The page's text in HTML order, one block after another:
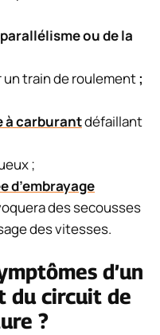
parallélisme ou de la
un train de roulement;
à carburantdéfaillant
;
d’embrayage
des secousses
des vitesses.
d’un
du circuit de
?